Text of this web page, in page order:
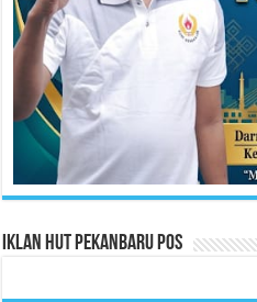
Iklan HUT Pekanbaru Pos